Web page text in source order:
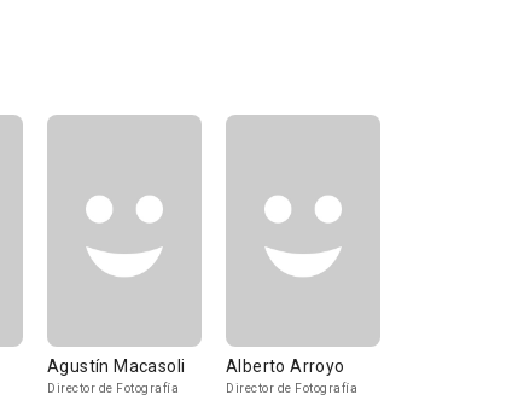
Agustín Macasoli
Director de Fotografía
Alberto Arroyo
Director de Fotografía